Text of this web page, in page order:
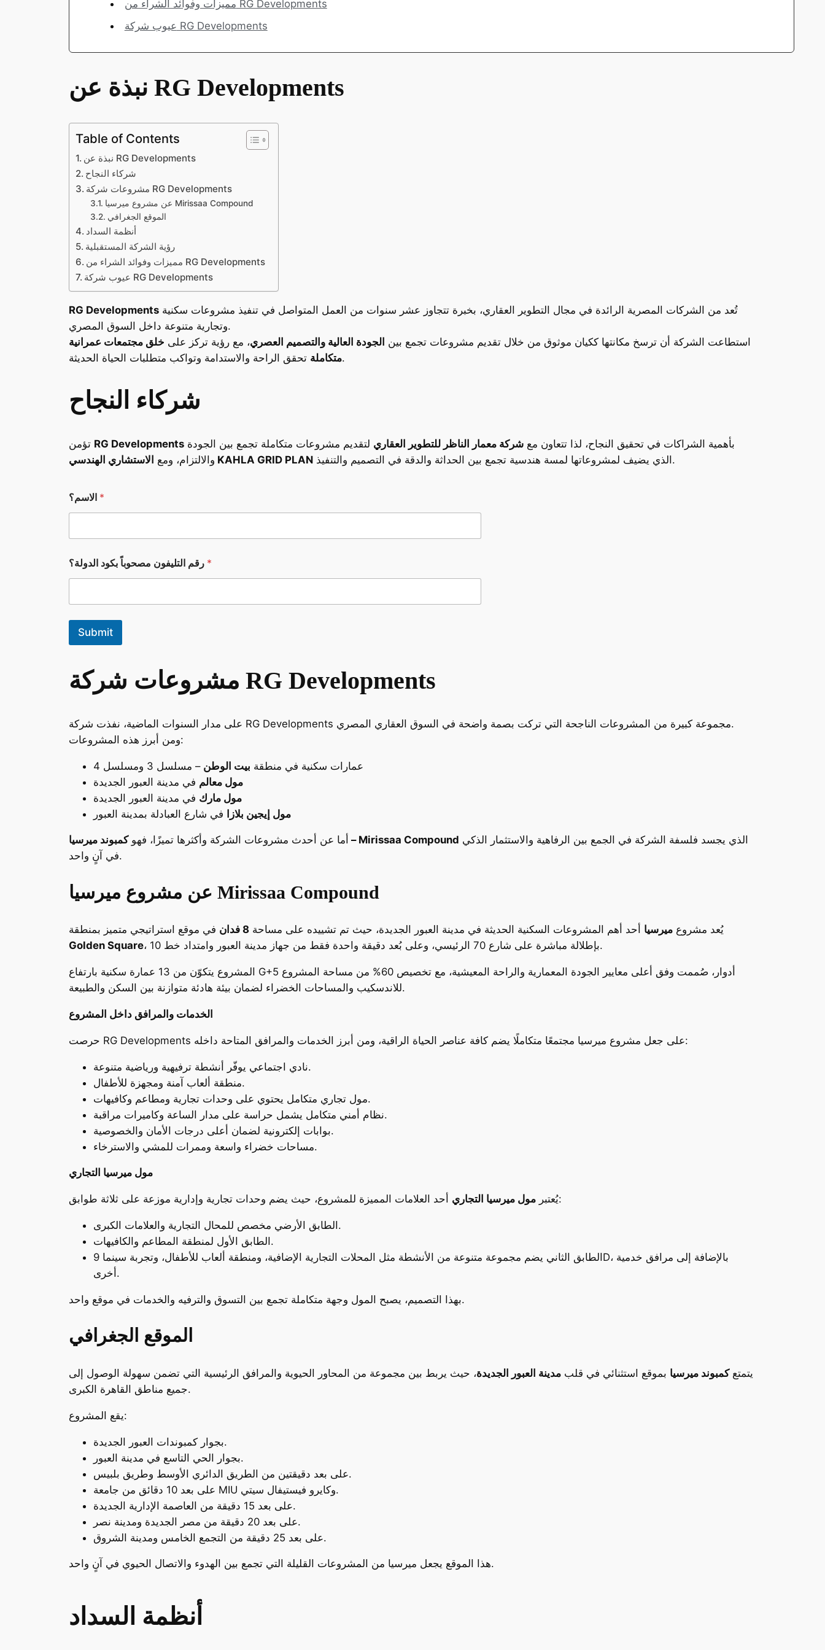
مميزات وفوائد الشراء من RG Developments
عيوب شركة RG Developments
نبذة عن RG Developments
Table of Contents
نبذة عن RG Developments
شركاء النجاح
مشروعات شركة RG Developments
عن مشروع ميرسيا Mirissaa Compound
الموقع الجغرافي
أنظمة السداد
رؤية الشركة المستقبلية
مميزات وفوائد الشراء من RG Developments
عيوب شركة RG Developments
RG Developments
وتجارية متنوعة داخل السوق المصري.
استطاعت الشركة أن ترسخ مكانتها ككيان موثوق من خلال تقديم مشروعات تجمع بين الجودة العالية والتصميم العصري، مع رؤية تركز على خلق مجتمعات عمرانية
متكاملةتحقق الراحة والاستدامة وتواكب متطلبات الحياة الحديثة.
شركاء النجاح
RG Developments بأهمية الشراكات في تحقيق النجاح، لذا تتعاون مع شركة معمار الناظر للتطوير العقاري لتقديم مشروعات متكاملة تجمع بين الجودة
والالتزام، ومع الاستشاري الهندسي KAHLA GRID PLAN الذي يضيف لمشروعاتها لمسة هندسية تجمع بين الحداثة والدقة في التصميم والتنفيذ.
ل
د
ل
؟
ا
ل
س
*
*
Submit
مشروعات شركة RG Developments
على مدار السنوات الماضية، نفذت شركة RG Developments مجموعة كبيرة من المشروعات الناجحة التي تركت بصمة واضحة في السوق العقاري المصري.
ومن أبرز هذه المشروعات:
عمارات سكنية في منطقة بيت الوطن – مسلسل 3 ومسلسل 4
مول معالم في مدينة العبور الجديدة
مول مارك في مدينة العبور الجديدة
مول إيجين بلازا في شارع العبادلة بمدينة العبور
أما عن أحدث مشروعات الشركة وأكثرها تميزًا، فهو كمبوند ميرسيا – Mirissaa Compound
في آنٍ واحد.
عن مشروع ميرسيا Mirissaa Compound
يُعد مشروع ميرسيا أحد أهم المشروعات السكنية الحديثة في مدينة العبور الجديدة، حيث تم تشييده على مساحة 8 فدان
في موقع استراتيجي متميز بمنطقة
Golden Square
، بإطلالة مباشرة على شارع 70 الرئيسي، وعلى بُعد دقيقة واحدة فقط من جهاز مدينة العبور وامتداد خط 10.
المشروع يتكوّن من 13 عمارة سكنية بارتفاع G+5 أدوار، صُممت وفق أعلى معايير الجودة المعمارية والراحة المعيشية، مع تخصيص 60% من مساحة المشروع
للاندسكيب والمساحات الخضراء لضمان بيئة هادئة متوازنة بين السكن والطبيعة.
الخدمات والمرافق داخل المشروع
حرصت RG Developments على جعل مشروع ميرسيا مجتمعًا متكاملًا يضم كافة عناصر الحياة الراقية، ومن أبرز الخدمات والمرافق المتاحة داخله:
نادي اجتماعي يوفّر أنشطة ترفيهية ورياضية متنوعة.
منطقة ألعاب آمنة ومجهزة للأطفال.
مول تجاري متكامل يحتوي على وحدات تجارية ومطاعم وكافيهات.
نظام أمني متكامل يشمل حراسة على مدار الساعة وكاميرات مراقبة.
بوابات إلكترونية لضمان أعلى درجات الأمان والخصوصية.
مساحات خضراء واسعة وممرات للمشي والاسترخاء.
مول ميرسيا التجاري
يُعتبر مول ميرسيا التجاري أحد العلامات المميزة للمشروع، حيث يضم وحدات تجارية وإدارية موزعة على ثلاثة طوابق:
الطابق الأرضي مخصص للمحال التجارية والعلامات الكبرى.
الطابق الأول لمنطقة المطاعم والكافيهات.
الطابق الثاني يضم مجموعة متنوعة من الأنشطة مثل المحلات التجارية الإضافية، ومنطقة ألعاب للأطفال، وتجربة سينما 9D، بالإضافة إلى مرافق خدمية
أخرى.
بهذا التصميم، يصبح المول وجهة متكاملة تجمع بين التسوق والترفيه والخدمات في موقع واحد.
الموقع الجغرافي
يتمتعكمبوند ميرسيا بموقع استثنائي في قلب مدينة العبور الجديدة، حيث يربط بين مجموعة من المحاور الحيوية والمرافق الرئيسية التي تضمن سهولة الوصول إلى
جميع مناطق القاهرة الكبرى.
يقع المشروع:
بجوار كمبوندات العبور الجديدة.
بجوار الحي التاسع في مدينة العبور.
على بعد دقيقتين من الطريق الدائري الأوسط وطريق بلبيس.
على بعد 10 دقائق من جامعة MIU وكايرو فيستيفال سيتي.
على بعد 15 دقيقة من العاصمة الإدارية الجديدة.
على بعد 20 دقيقة من مصر الجديدة ومدينة نصر.
على بعد 25 دقيقة من التجمع الخامس ومدينة الشروق.
هذا الموقع يجعل ميرسيا من المشروعات القليلة التي تجمع بين الهدوء والاتصال الحيوي في آنٍ واحد.
أنظمة السداد